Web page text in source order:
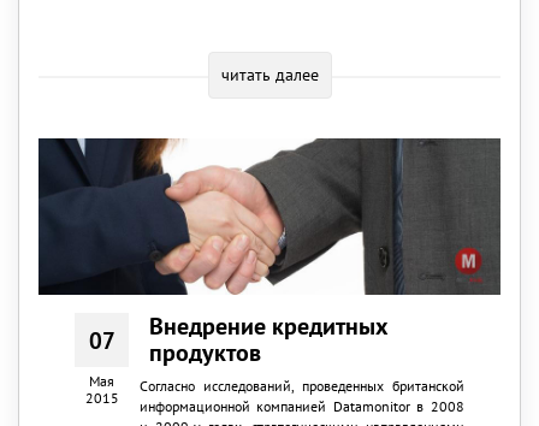
читать далее
07
Мая
2015
Внедрение кредитных
продуктов
Согласно исследований, проведенных британской
информационной компанией Datamonitor в 2008